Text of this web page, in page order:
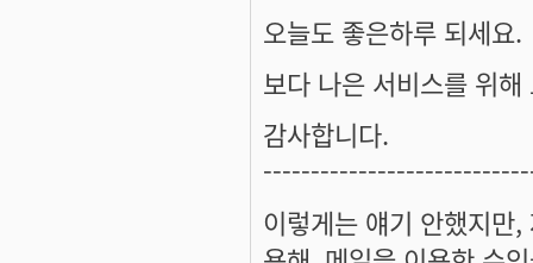
오늘도 좋은하루 되세요.
보다 나은 서비스를 위
감사합니다.
이렇게는 얘기 안했지만